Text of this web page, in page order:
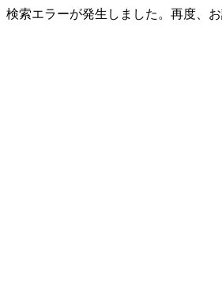
検索エラーが発生しました。再度、お